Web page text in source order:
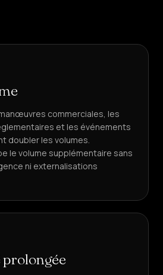
commerciales, les
et les événements
doubler les volumes.
le volume supplémentaire sans
ni externalisations
prolongée